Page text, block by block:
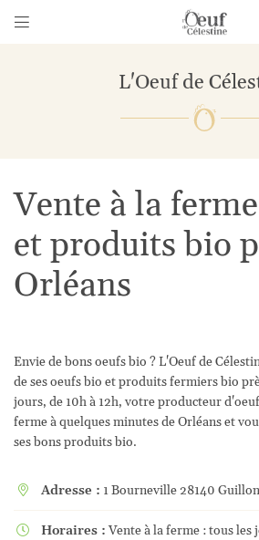

 Adresse email de réception
Inscription
L'Oeuf de
Vente à la
et produits bio
Orléans
Envie de bons oeufs bio ? L'Oeuf de
de ses oeufs bio et produits fermiers bio
jours, de 10h à 12h, votre producteur
ferme à quelques minutes de Orléans et
ses bons produits bio.
 Adresse : 1 Bourneville 28140
 Horaires :Vente à la ferme : tous les